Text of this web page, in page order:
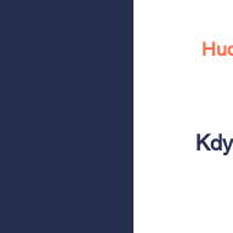
Kdy